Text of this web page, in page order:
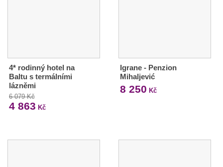
4* rodinný hotel na
Baltu s termálními
lázněmi
6 079 Kč
4 863 Kč
Igrane - Penzion
Mihaljević
8 250 Kč